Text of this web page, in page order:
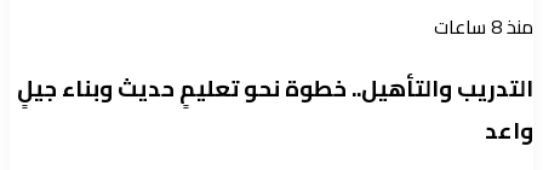
منذ 8 ساعات
التدريب والتأهيل.. خطوة نحو تعليمٍ حديث وبناء جيلٍ
واعد